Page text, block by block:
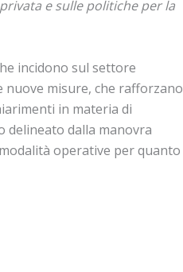
e sulle politiche per la
incidono sul settore
nuove misure, che rafforzano
in materia di
delineato dalla manovra
operative per quanto